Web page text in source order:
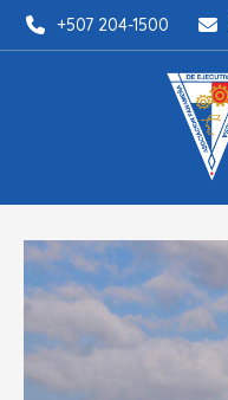
+507 204-1500